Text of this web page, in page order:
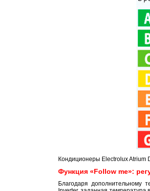
Кондиционеры Electrolux Atrium
Функция «Follow me»:
Благодаря дополнительному